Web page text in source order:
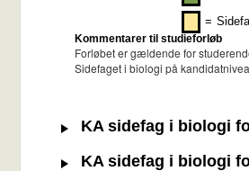
=
Kommentarer til studieforløb
Forløbet er gældende for
Sidefaget i biologi på
KA sidefag i biologi
KA sidefag i biologi